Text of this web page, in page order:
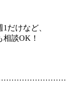
だけなど、
談OK！